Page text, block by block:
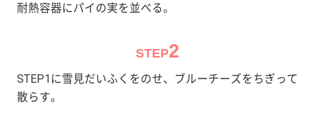
耐熱容器にパイの実を並べる。
STEP2
STEP1に雪見だいふくをのせ、ブルーチーズをちぎって
散らす。